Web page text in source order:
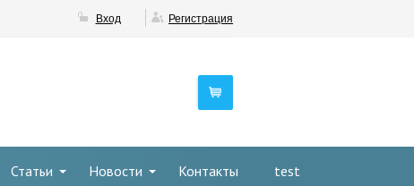
Вход Регистрация
Статьи Новости Контакты test